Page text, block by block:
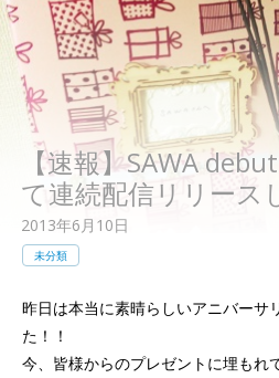
【速報】SAWA
て連続配信リリース
2013年6月10日
未分類
昨日は本当に素晴らしいアニバーサ
た！！
今、皆様からのプレゼントに埋もれ